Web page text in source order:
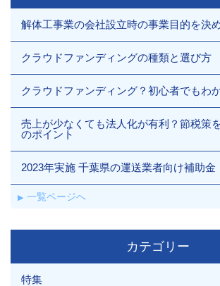
解体工事業の会社設立時の事業目的を決
クラウドファンディングの種類と選び方
クラウドファンディング？初心者でもわ
売上が少なくても法人化が有利？節税策
のポイント
2023年実施 千葉県の運送業者向け補助金
一覧ページへ
カテゴリー
特集